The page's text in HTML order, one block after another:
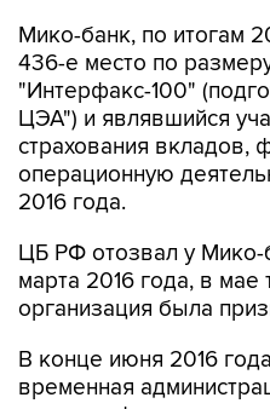
Мико-банк, по итогам
436-е место по
"Интерфакс-100"
ЦЭА") и являвшийся
страхования вкладов,
операционную
2016 года.
ЦБ РФ отозвал у Мико-
марта 2016 года, в мае
организация была
В конце июня 2016
временная